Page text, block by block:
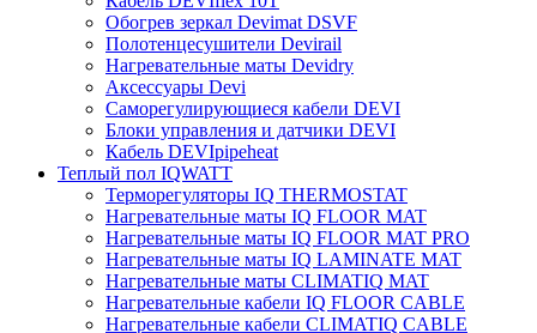
Обогрев зеркал Devimat DSVF
Полотенцесушители Devirail
Нагревательные маты Devidry
Аксессуары Devi
Саморегулирующиеся кабели DEVI
Блоки управления и датчики DEVI
Кабель DEVIpipeheat
Теплый пол IQWATT
Терморегуляторы IQ THERMOSTAT
Нагревательные маты IQ FLOOR MAT
Нагревательные маты IQ FLOOR MAT PRO
Нагревательные маты IQ LAMINATE MAT
Нагревательные маты CLIMATIQ MAT
Нагревательные кабели IQ FLOOR CABLE
Нагревательные кабели CLIMATIQ CABLE